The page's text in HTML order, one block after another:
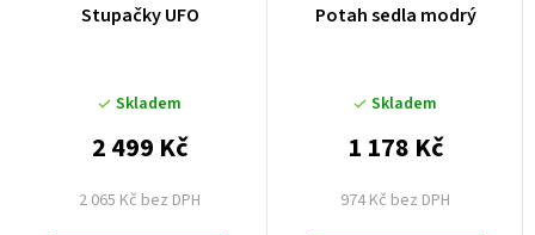
Stupačky UFO
Skladem
2 065 Kč bez DPH
2 499 Kč
Potah sedla modrý
Skladem
974 Kč bez DPH
1 178 Kč